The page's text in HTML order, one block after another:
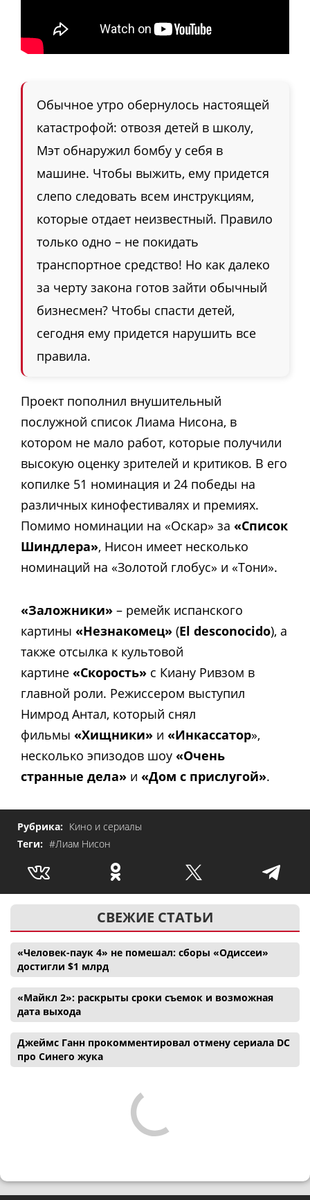
Обычное утро обернулось настоящей
катастрофой: отвозя детей в школу,
Мэт обнаружил бомбу у себя в
машине. Чтобы выжить, ему придется
слепо следовать всем инструкциям,
которые отдает неизвестный. Правило
только одно – не покидать
транспортное средство! Но как далеко
за черту закона готов зайти обычный
бизнесмен? Чтобы спасти детей,
сегодня ему придется нарушить все
правила.
Проект пополнил внушительный
послужной список Лиама Нисона, в
котором не мало работ, которые получили
высокую оценку зрителей и критиков. В его
копилке 51 номинация и 24 победы на
различных кинофестивалях и премиях.
Помимо номинации на «Оскар» за «Список
Шиндлера», Нисон имеет несколько
номинаций на «Золотой глобус» и «Тони».
«Заложники» – ремейк испанского
картины «Незнакомец» (El desconocido), а
также отсылка к культовой
картине «Скорость» с Киану Ривзом в
главной роли. Режиссером выступил
Нимрод Антал, который снял
фильмы «Хищники» и «Инкассатор»,
несколько эпизодов шоу «Очень
странные дела» и «Дом с прислугой».
Рубрика: Кино и сериалы
Теги: #Лиам Нисон
СВЕЖИЕ СТАТЬИ
«Человек-паук 4» не помешал: сборы «Одиссеи»
достигли $1 млрд
«Майкл 2»: раскрыты сроки съемок и возможная
дата выхода
Джеймс Ганн прокомментировал отмену сериала DC
про Синего жука